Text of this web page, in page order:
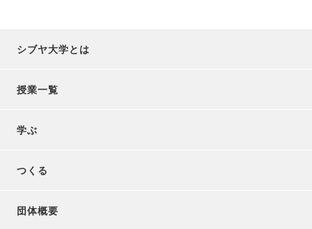
シブヤ大学とは
授業一覧
学ぶ
つくる
団体概要